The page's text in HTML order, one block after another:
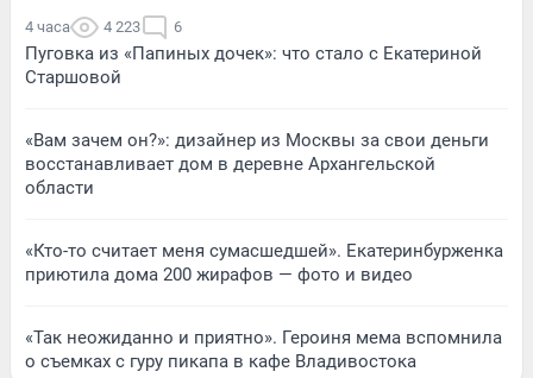
4 часа 4 223 6
Пуговка из «Папиных дочек»: что стало с Екатериной
Старшовой
«Вам зачем он?»: дизайнер из Москвы за свои деньги
восстанавливает дом в деревне Архангельской
области
«Кто-то считает меня сумасшедшей». Екатеринбурженка
приютила дома 200 жирафов — фото и видео
«Так неожиданно и приятно». Героиня мема вспомнила
о съемках с гуру пикапа в кафе Владивостока